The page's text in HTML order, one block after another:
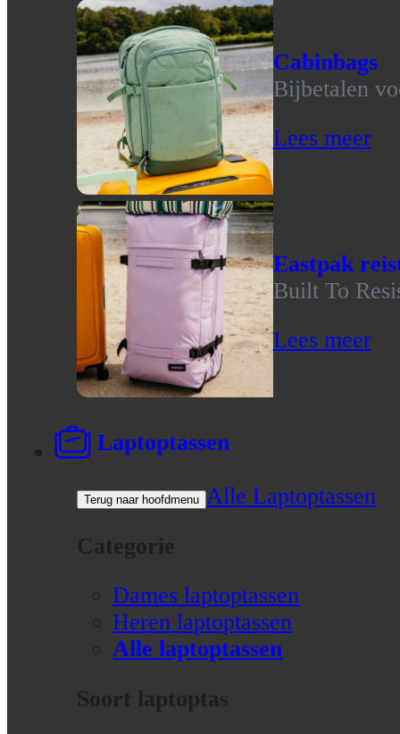
Cabinbags
Bijbetalen
Lees meer
Eastpak
Built To
Lees meer
Laptoptassen
Terug naar hoofdmenu Alle Laptoptassen
Categorie
Dames laptoptassen
Heren laptoptassen
Alle laptoptassen
Soort laptoptas